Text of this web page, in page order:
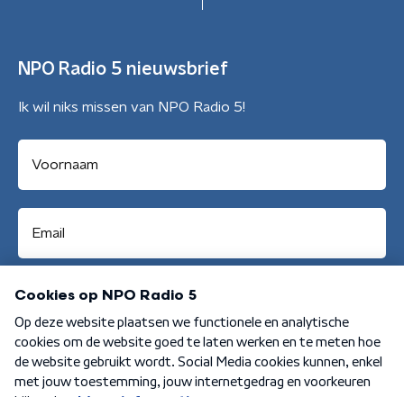
NPO Radio 5 nieuwsbrief
Ik wil niks missen van NPO Radio 5!
Aanmelden
Algemene voorwaarden